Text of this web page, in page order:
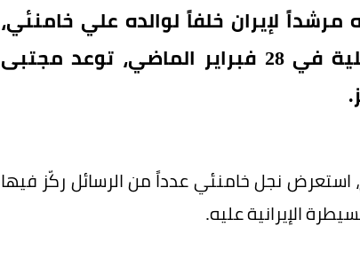
لإيران خلفاً لوالده علي خامنئي،
الذي قُتل في ضربة جوية أمريكية–إسرائيلية في 28 فبراير الماضي، توعد مجتبى
استعرض نجل خامنئي عدداً من الرسائل ركّز فيها
الإيرانية عليه.